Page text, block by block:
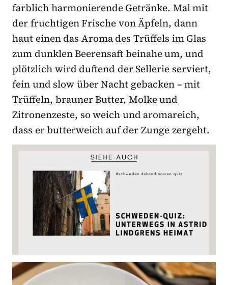
farblich harmonierende Getränke. Mal mit
der fruchtigen Frische von Äpfeln, dann
haut einen das Aroma des Trüffels im Glas
zum dunklen Beerensaft beinahe um, und
plötzlich wird duftend der Sellerie serviert,
fein und slow über Nacht gebacken – mit
Trüffeln, brauner Butter, Molke und
Zitronenzeste, so weich und aromareich,
dass er butterweich auf der Zunge zergeht.